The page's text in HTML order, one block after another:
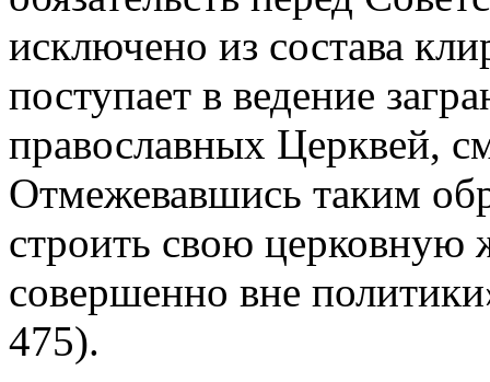
исключено из состава
поступает в ведение
православных Церквей,
Отмежевавшись таким
строить свою
совершенно вне
475).